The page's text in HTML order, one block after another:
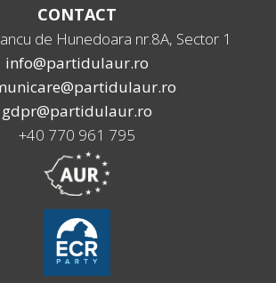
CONTACT
de Hunedoara nr.8A, Sector 1
info@partidulaur.ro
gdpr@partidulaur.ro
+40 770 961 795